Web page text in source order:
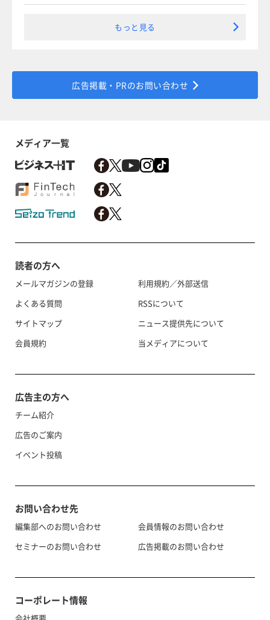
もっと見る
広告掲載・PRのお問い合わせ
メディア一覧
読者の方へ
メールマガジンの登録
よくある質問
サイトマップ
会員規約
利用規約／外部送信
RSSについて
ニュース提供先について
当メディアについて
広告主の方へ
チーム紹介
広告のご案内
イベント投稿
お問い合わせ先
編集部へのお問い合わせ
セミナーのお問い合わせ
会員情報のお問い合わせ
広告掲載のお問い合わせ
コーポレート情報